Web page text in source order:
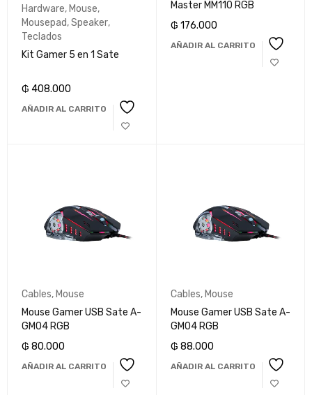
Hardware, Mouse,
Mousepad,Speaker,
Teclados
Kit Gamer 5 en 1 Sate
₲ 408.000
AÑADIR AL CARRITO
Master MM110 RGB
₲ 176.000
AÑADIR AL CARRITO
Cables, Mouse
Mouse Gamer USB Sate A-
GM04 RGB
₲ 80.000
AÑADIR AL CARRITO
Cables, Mouse
Mouse Gamer USB Sate A-
GM04 RGB
₲ 88.000
AÑADIR AL CARRITO